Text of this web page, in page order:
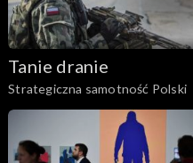
Tanie dranie
Strategiczna samotność Polski